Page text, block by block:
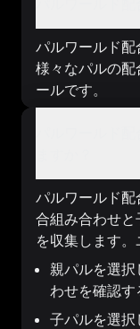
パルワールド
様々なパルの
ールです。
パルワールド
合組み合わせ
を収集します
親パルを選
わせを確認す
子パルを選